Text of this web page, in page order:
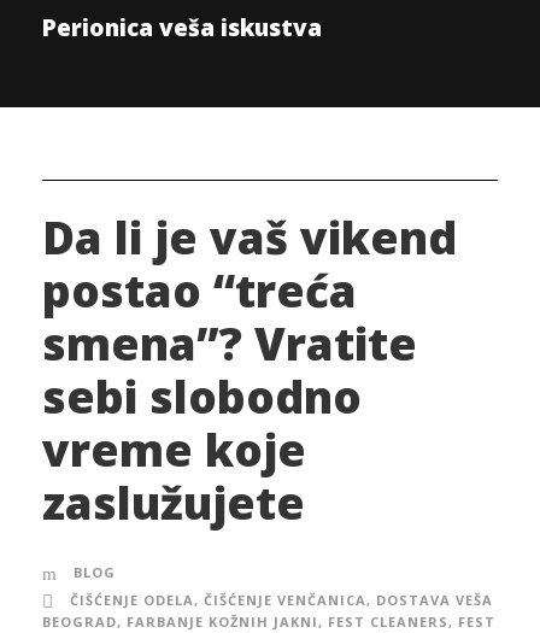
Perionica veša iskustva
Da li je vaš vikend
postao “treća
smena”? Vratite
sebi slobodno
vreme koje
zaslužujete
BLOG
ČIŠĆENJE ODELA, ČIŠĆENJE VENČANICA, DOSTAVA VEŠA
BEOGRAD, FARBANJE KOŽNIH JAKNI, FEST CLEANERS, FEST